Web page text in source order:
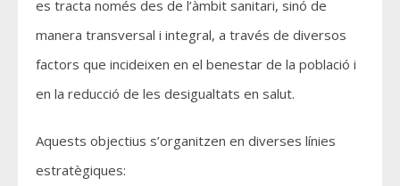
es tracta només des de l’àmbit sanitari, sinó de
manera transversal i integral, a través de diversos
factors que incideixen en el benestar de la població i
en la reducció de les desigualtats en salut.
Aquests objectius s’organitzen en diverses línies
estratègiques: